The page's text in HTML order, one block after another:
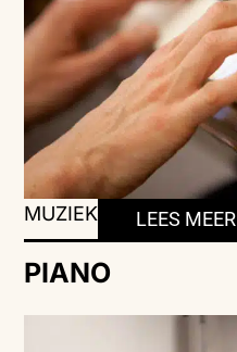
MUZIEK LEES MEER
PIANO